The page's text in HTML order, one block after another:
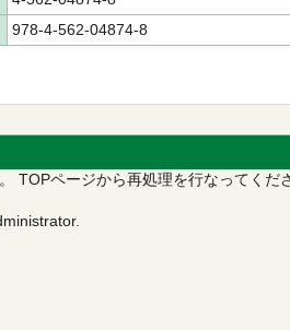
978-4-562-04874-8
TOPページから再処理を行なってくだ